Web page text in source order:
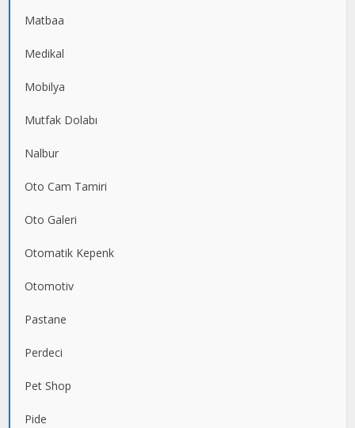
Matbaa
Medikal
Mobilya
Mutfak Dolabı
Nalbur
Oto Cam Tamiri
Oto Galeri
Otomatik Kepenk
Otomotiv
Pastane
Perdeci
Pet Shop
Pide